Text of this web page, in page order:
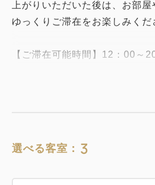
上がりいただいた後は、お部
ゆっくりご滞在をお楽しみくだ
【ご滞在可能時間】12：00～
ビーフカレー（単品）
選べる客室： 3